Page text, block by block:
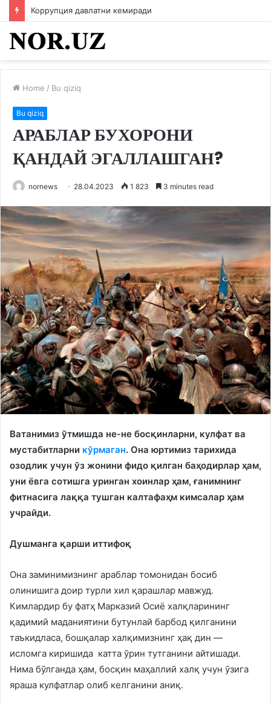
Коррупция давлатни кемиради
Home / Bu qiziq
Bu qiziq
АРАБЛАР БУХОРОНИ
ҚАНДАЙ ЭГАЛЛАШГАН?
nornews 28.04.2023 1 823 3 minutes read
Ватанимиз ўтмишда не-не босқинларни, кулфат ва
мустабитларни кўрмаган. Она юртимиз тарихида
озодлик учун ўз жонини фидо қилган баҳодирлар ҳам,
уни ёвга сотишга уринган хоинлар ҳам, ғанимнинг
фитнасига лаққа тушган калтафаҳм кимсалар ҳам
учрайди.
Душманга қарши иттифоқ
Она заминимизнинг араблар томонидан босиб
олинишига доир турли хил қарашлар мавжуд.
Кимлардир бу фатҳ Марказий Осиё халқларининг
қадимий маданиятини бутунлай барбод қилганини
таъкидласа, бошқалар халқимизнинг ҳақ дин —
исломга киришида катта ўрин тутганини айтишади.
Нима бўлганда ҳам, босқин маҳаллий халқ учун ўзига
яраша кулфатлар олиб келганини аниқ.